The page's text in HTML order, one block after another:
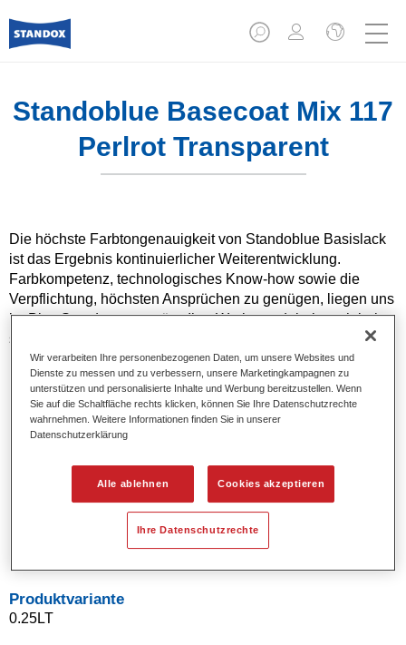
Standoblue Basecoat Mix 117
Perlrot Transparent
Die höchste Farbtongenauigkeit von Standoblue Basislack
ist das Ergebnis kontinuierlicher Weiterentwicklung.
Farbkompetenz, technologisches Know-how sowie die
Verpflichtung, höchsten Ansprüchen zu genügen, liegen uns
im Blut. Standox unterstützt Ihre Werkstatt dabei, auch bei
speziellen Reparaturaufträgen und nicht alltäglichen
Farbtönen hervorragende Ergebnisse zu erzielen.
Produktmerkmale
Uni- und Spezialeffekt-Farbtöne.
Ausgezeichnete Farbtongenauigkeit.
Ausgezeichnetes Deckvermögen.
Ermöglicht Reparaturlackierungen ohne Übergänge.
Hervorragend zur Beilackierung geeignet.
Kann gehärtet werden.
Effiziente Lackierung in einem Arbeitsgang.
Produktvariante
0.25LT
Wir verarbeiten Ihre personenbezogenen Daten, um unsere Websites und
Dienste zu messen und zu verbessern, unsere Marketingkampagnen zu
unterstützen und personalisierte Inhalte und Werbung bereitzustellen. Wenn
Sie auf die Schaltfläche rechts klicken, können Sie Ihre Datenschutzrechte
wahrnehmen. Weitere Informationen finden Sie in unserer
Datenschutzerklärung
Alle ablehnen Cookies akzeptieren
Ihre Datenschutzrechte